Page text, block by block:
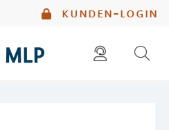
kunden-login